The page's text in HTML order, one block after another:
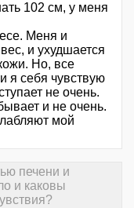
102 см, у меня
Меня и
и ухудшается
Но, все
я себя чувствую
не очень.
и не очень.
мой
печени и
и каковы